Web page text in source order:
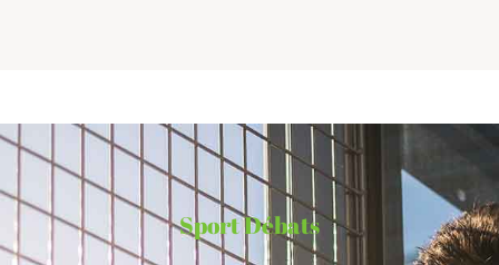
Sport Débats